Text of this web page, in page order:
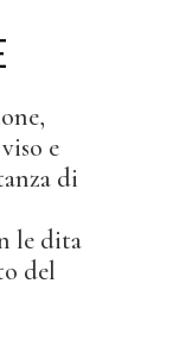
e
di
le dita
del